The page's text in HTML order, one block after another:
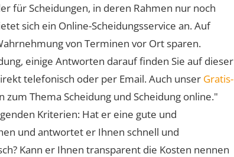
für Scheidungen, in deren Rahmen nur noch
sich ein Online-Scheidungsservice an. Auf
von Terminen vor Ort sparen.
einige Antworten darauf finden Sie auf dieser
telefonisch oder per Email. Auch unser Gratis-
Thema Scheidung und Scheidung online."
Kriterien: Hat er eine gute und
und antwortet er Ihnen schnell und
Kann er Ihnen transparent die Kosten nennen